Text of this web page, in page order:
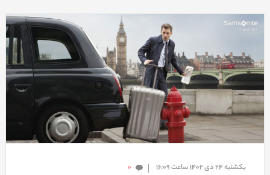
یکشنبه 24 دی 1402 ساعت 16:09 0